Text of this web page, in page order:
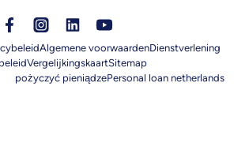
Algemene voorwaardenDienstverlening
VergelijkingskaartSitemap
pożyczyć pieniądzePersonal loan netherlands